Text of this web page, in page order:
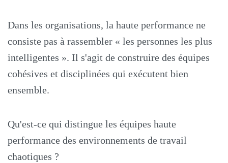
Dans les organisations, la haute performance ne
consiste pas à rassembler « les personnes les plus
intelligentes ». Il s'agit de construire des équipes
cohésives et disciplinées qui exécutent bien
ensemble.
Qu'est-ce qui distingue les équipes haute
performance des environnements de travail
chaotiques ?